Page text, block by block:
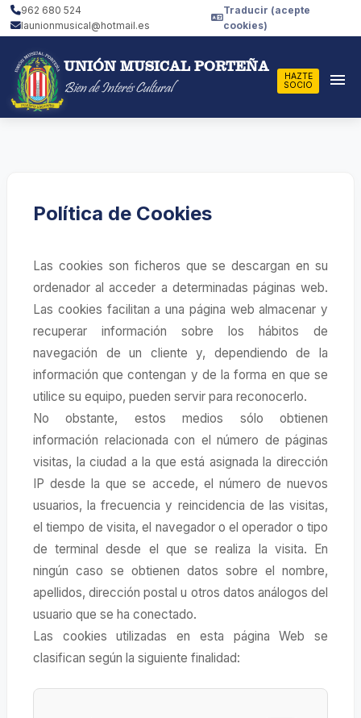
962 680 524
launionmusical@hotmail.es
Traducir (acepte
cookies)
UNIÓN MUSICAL PORTEÑA
Bien de Interés Cultural
HAZTE
SOCIO
menu
Política de Cookies
Las cookies son ficheros que se descargan en su
ordenador al acceder a determinadas páginas web.
Las cookies facilitan a una página web almacenar y
recuperar información sobre los hábitos de
navegación de un cliente y, dependiendo de la
información que contengan y de la forma en que se
utilice su equipo, pueden servir para reconocerlo.
No obstante, estos medios sólo obtienen
información relacionada con el número de páginas
visitas, la ciudad a la que está asignada la dirección
IP desde la que se accede, el número de nuevos
usuarios, la frecuencia y reincidencia de las visitas,
el tiempo de visita, el navegador o el operador o tipo
de terminal desde el que se realiza la visita. En
ningún caso se obtienen datos sobre el nombre,
apellidos, dirección postal u otros datos análogos del
usuario que se ha conectado.
Las cookies utilizadas en esta página Web se
clasifican según la siguiente finalidad: